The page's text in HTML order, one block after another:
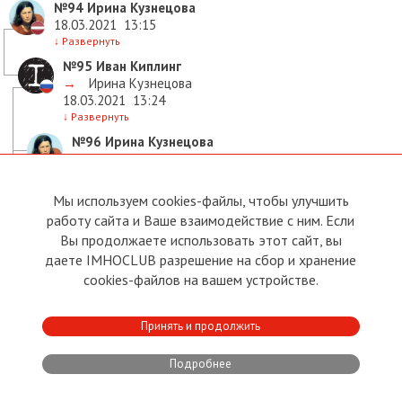
№94 Ирина Кузнецова
18.03.2021 13:15
↓ Развернуть
№95 Иван Киплинг
→
Ирина Кузнецова
18.03.2021 13:24
↓ Развернуть
№96 Ирина Кузнецова
→ Иван Киплинг
№97Иван Киплинг
→
Ирина Кузнецова
18.03.2021 13:35
↓ Развернуть
Ирина Кузнецова
18.03.2021 13:39
Maija Vainst
Мы используем cookies-файлы, чтобы улучшить
работу сайта и Ваше взаимодействие с ним. Если
Вы продолжаете использовать этот сайт, вы
даете IMHOCLUB разрешение на сбор и хранение
cookies-файлов на вашем устройстве.
Принять и продолжить
Подробнее